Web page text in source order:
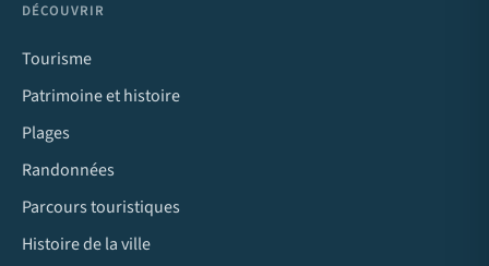
DÉCOUVRIR
Tourisme
Patrimoine et histoire
Plages
Randonnées
Parcours touristiques
Histoire de la ville